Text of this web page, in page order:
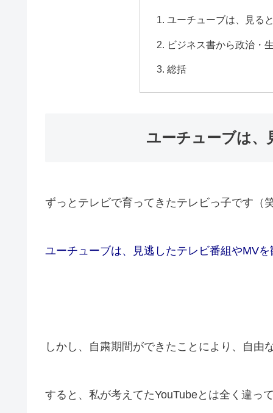
ユーチューブは、見る
ビジネス書から政治・
総括
ユーチューブは、
ずっとテレビで育ってきたテレビっ子です（
ユーチューブは、見逃したテレビ番組やMV
しかし、自粛期間ができたことにより、自由
すると、私が考えてたYouTubeとは全く違っ